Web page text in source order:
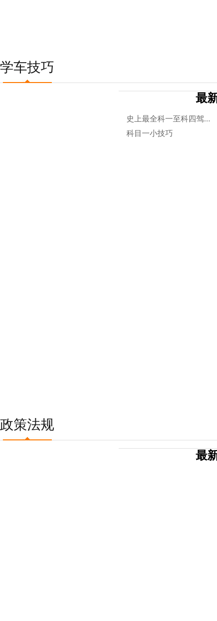
学车技巧
最
史上最全科一至科四驾考
技巧总结，赶紧收藏吧！
科目一小技巧
政策法规
最